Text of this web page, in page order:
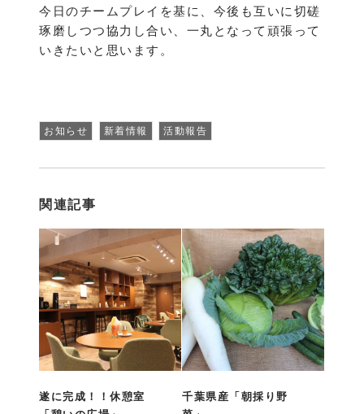
今日のチームプレイを基に、今後も互いに切磋
琢磨しつつ協力し合い、一丸となって頑張って
いきたいと思います。
お知らせ 新着情報 活動報告
関連記事
遂に完成！！休憩室
千葉県産「朝採り野